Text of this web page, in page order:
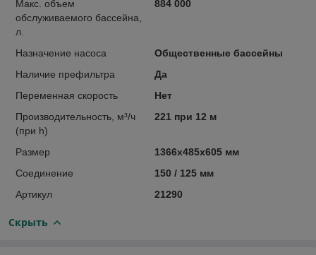
Макс. объем
обслуживаемого бассейна,
л.
884 000
Назначение насоса
Общественные бассейны
Наличие префильтра
Да
Переменная скорость
Нет
Производительность, м³/ч
(при h)
221 при 12 м
Размер
1366х485х605 мм
Соединение
150 / 125 мм
Артикул
21290
Скрыть